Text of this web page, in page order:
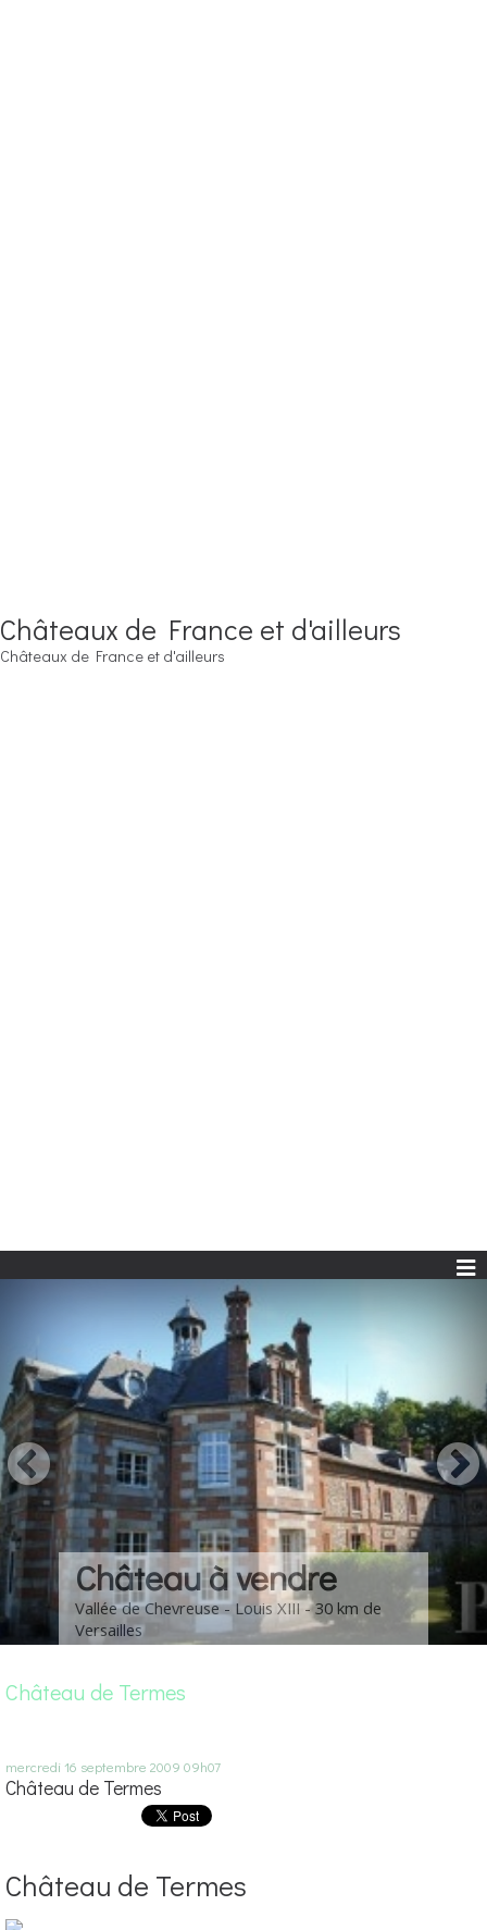
Châteaux de France et d'ailleurs
Châteaux de France et d'ailleurs
Château à vendre
Vallée de Chevreuse - Louis XIII - 30 km de
Versailles
Château de Termes
mercredi 16 septembre 2009 09h07
Château de Termes
Château de Termes